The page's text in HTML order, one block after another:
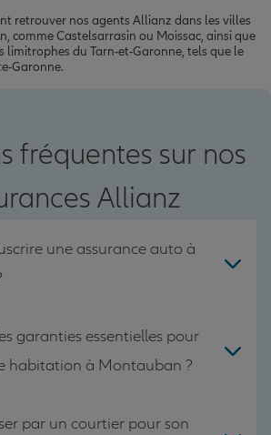
retrouver nos agents Allianz dans les villes
comme Castelsarrasin ou Moissac, ainsi que
limitrophes du Tarn-et-Garonne, tels que le
Garonne.
fréquentes sur nos
Allianz
une assurance auto à
garanties essentielles pour
habitation à Montauban ?
par un courtier pour son